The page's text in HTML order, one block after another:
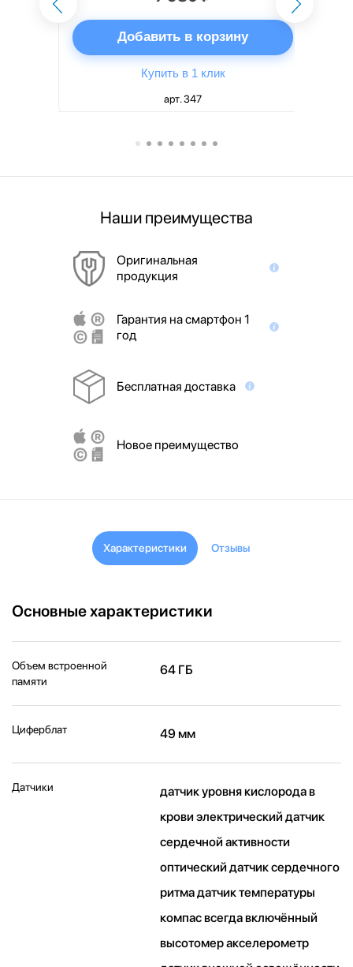
Добавить в корзину
Купить в 1 клик
арт. 347
Наши преимущества
Оригинальная
продукция
Гарантия на смартфон 1
год
Бесплатная доставка
Новое преимущество
Характеристики Отзывы
Основные характеристики
Объем встроенной
памяти
64 ГБ
Циферблат 49 мм
Датчики
датчик уровня кислорода в
крови электрический датчик
сердечной активности
оптический датчик сердечного
ритма датчик температуры
компас всегда включённый
высотомер акселерометр